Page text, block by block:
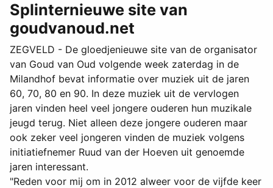
Splinternieuwe site van
goudvanoud.net
ZEGVELD - De gloedjenieuwe site van de organisator
van Goud van Oud volgende week zaterdag in de
Milandhof bevat informatie over muziek uit de jaren
60, 70, 80 en 90. In deze muziek uit de vervlogen
jaren vinden heel veel jongere ouderen hun muzikale
jeugd terug. Niet alleen deze jongere ouderen maar
ook zeker veel jongeren vinden de muziek volgens
initiatiefnemer Ruud van der Hoeven uit genoemde
jaren interessant.
"Reden voor mij om in 2012 alweer voor de vijfde keer